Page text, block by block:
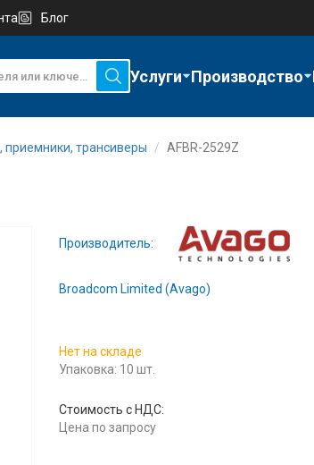
Блог
Услуги Производство
приемники, трансиверы AFBR-2529Z
Производитель:
Broadcom Limited (Avago)
Нет на складе
Упаковка: 10 шт.
Стоимость с НДС:
Цена по запросу